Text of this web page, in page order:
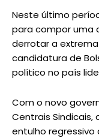
Neste último
para compor uma
derrotar a
candidatura de
político no país
Com o novo
Centrais Sindicais,
entulho